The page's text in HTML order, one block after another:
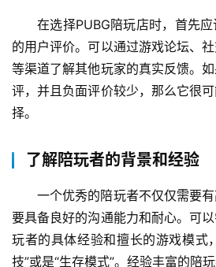
在选择PUBG陪玩店时，首先
的用户评价。可以通过游戏论坛、
等渠道了解其他玩家的真实反馈。
评，并且负面评价较少，那么它很
择。
了解陪玩者的背景和经验
一个优秀的陪玩者不仅仅需要
要具备良好的沟通能力和耐心。可
玩者的具体经验和擅长的游戏模式
技”或是“生存模式”。经验丰富的陪